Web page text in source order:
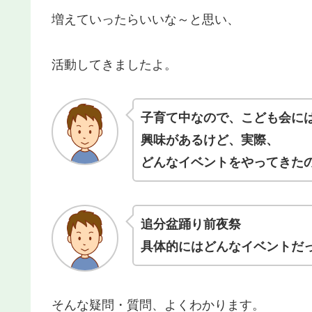
増えていったらいいな～と思い、
活動してきましたよ。
子育て中なので、こども会に
興味があるけど、実際、
どんなイベントをやってきた
追分盆踊り前夜祭
具体的にはどんなイベントだ
そんな疑問・質問、よくわかります。